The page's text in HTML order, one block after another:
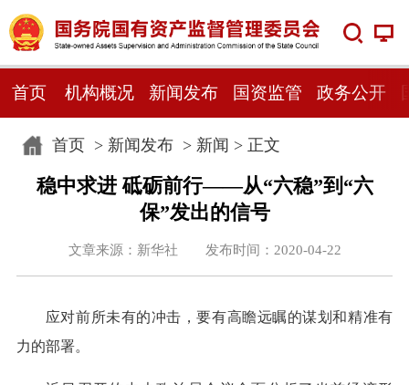
首页 机构概况 新闻发布 国资监管 政务公开
首页> 新闻发布> 新闻 > 正文
稳中求进 砥砺前行——从“六稳”到“六
保”发出的信号
文章来源：新华社 发布时间：2020-04-22
应对前所未有的冲击，要有高瞻远瞩的谋划和精准有
力的部署。